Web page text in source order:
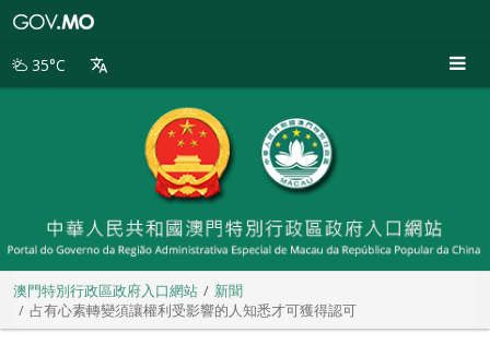
別
35°C
澳門特別行政區政府入口網站
新聞
占有心素轉變須讓權利受影響的人知悉才可獲得認可